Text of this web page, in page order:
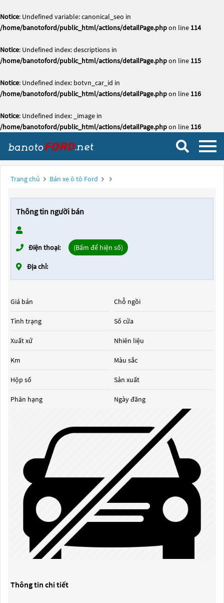
Notice: Undefined variable: canonical_seo in
/home/banotoford/public_html/actions/detailPage.phpon line 114
Notice: Undefined index: descriptions in
/home/banotoford/public_html/actions/detailPage.phpon line 115
Notice: Undefined index: botvn_car_id in
/home/banotoford/public_html/actions/detailPage.phpon line 116
Notice: Undefined index: _image in
/home/banotoford/public_html/actions/detailPage.phpon line 116
Trang chủ Bán xe ô tô Ford
Thông tin người bán
Điện thoại: (Bấm để hiện số)
Địa chỉ:
Giá bán
Tình trạng
Xuất xứ
Km
Hộp số
Phân hạng
Chỗ ngồi
Số cửa
Nhiên liệu
Màu sắc
Sản xuất
Ngày đăng
Thông tin chi tiết